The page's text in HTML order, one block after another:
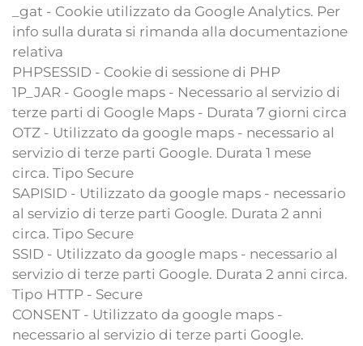
_gat - Cookie utilizzato da Google Analytics. Per
info sulla durata si rimanda alla documentazione
relativa
PHPSESSID - Cookie di sessione di PHP
1P_JAR - Google maps - Necessario al servizio di
terze parti di Google Maps - Durata 7 giorni circa
OTZ - Utilizzato da google maps - necessario al
servizio di terze parti Google. Durata 1 mese
circa. Tipo Secure
SAPISID - Utilizzato da google maps - necessario
al servizio di terze parti Google. Durata 2 anni
circa. Tipo Secure
SSID - Utilizzato da google maps - necessario al
servizio di terze parti Google. Durata 2 anni circa.
Tipo HTTP - Secure
CONSENT - Utilizzato da google maps -
necessario al servizio di terze parti Google.